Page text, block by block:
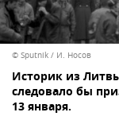
© Sputnik / И. Носов
Историк из
следовало бы
13 января.